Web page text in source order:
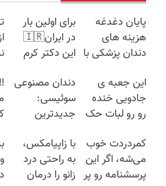
پایان دغدغه
هزینه های
دندان پزشکی با
کننده خانگی
برای اولین بار
در ایران🇮🇷
این دکتر کرم
روزه ساخت!
این جعبه ی
جادویی خنده
رو رو لبات حک
خرید40%تخفیف
دندان مصنوعی
سوئیسی:
جدیدترین
سبک و مقاوم |
پرداخت قسطی
کمردردت خوب
می‌شه، اگر این
پرسشنامه رو پر
با زاپیامکس،
به راحتی درد
زانو را درمان